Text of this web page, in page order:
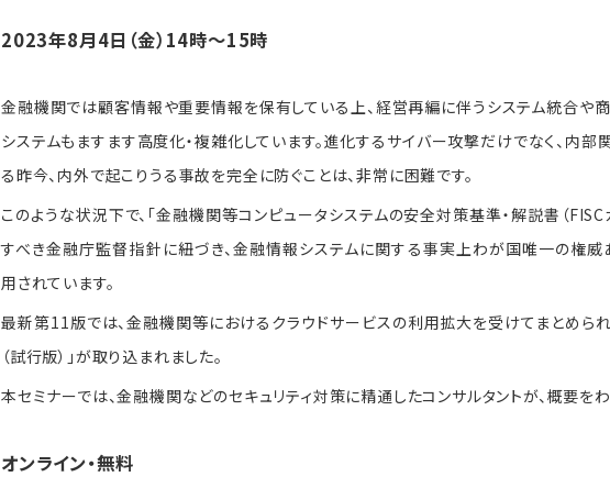
2023年8月4日（金）14時～15時
金融機関では顧客情報や重要情報を保有している上、経営再編に伴うシステム統合や
システムもますます高度化・複雑化しています。進化するサイバー攻撃だけでなく、内
る昨今、内外で起こりうる事故を完全に防ぐことは、非常に困難です。
このような状況下で、「金融機関等コンピュータシステムの安全対策基準・解説書（FISC
すべき金融庁監督指針に紐づき、金融情報システムに関する事実上わが国唯一の権威
用されています。
最新第11版では、金融機関等におけるクラウドサービスの利用拡大を受けてまとめら
（試行版）」が取り込まれました。
本セミナーでは、金融機関などのセキュリティ対策に精通したコンサルタントが、概要をわ
オンライン・無料